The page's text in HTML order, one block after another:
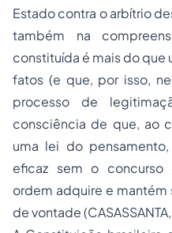
Estado contra o arbítrio
também na
constituída é mais do
fatos (e que, por isso,
processo de
consciência de que, ao
uma lei do
eficaz sem o concurso
ordem adquire e mantém
de vontade